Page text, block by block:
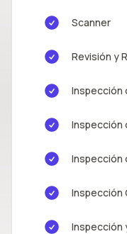
Scanner
Revisión y
Inspección
Inspección
Inspección
Inspección
Inspección